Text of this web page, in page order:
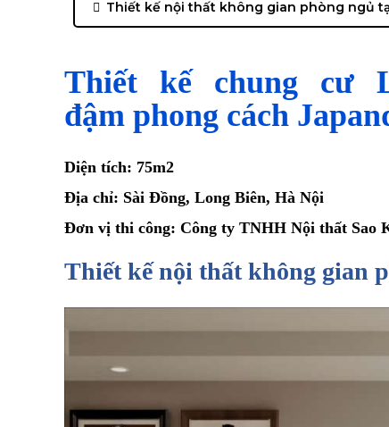
Thiết kế nội thất không gian phòng ngủ
Thiết kế chung cư
đậm phong cách
Diện tích: 75m2
Địa chỉ: Sài Đồng, Long Biên, Hà Nội
Đơn vị thi công: Công ty TNHH Nội thất Sao
Thiết kế nội thất không gian